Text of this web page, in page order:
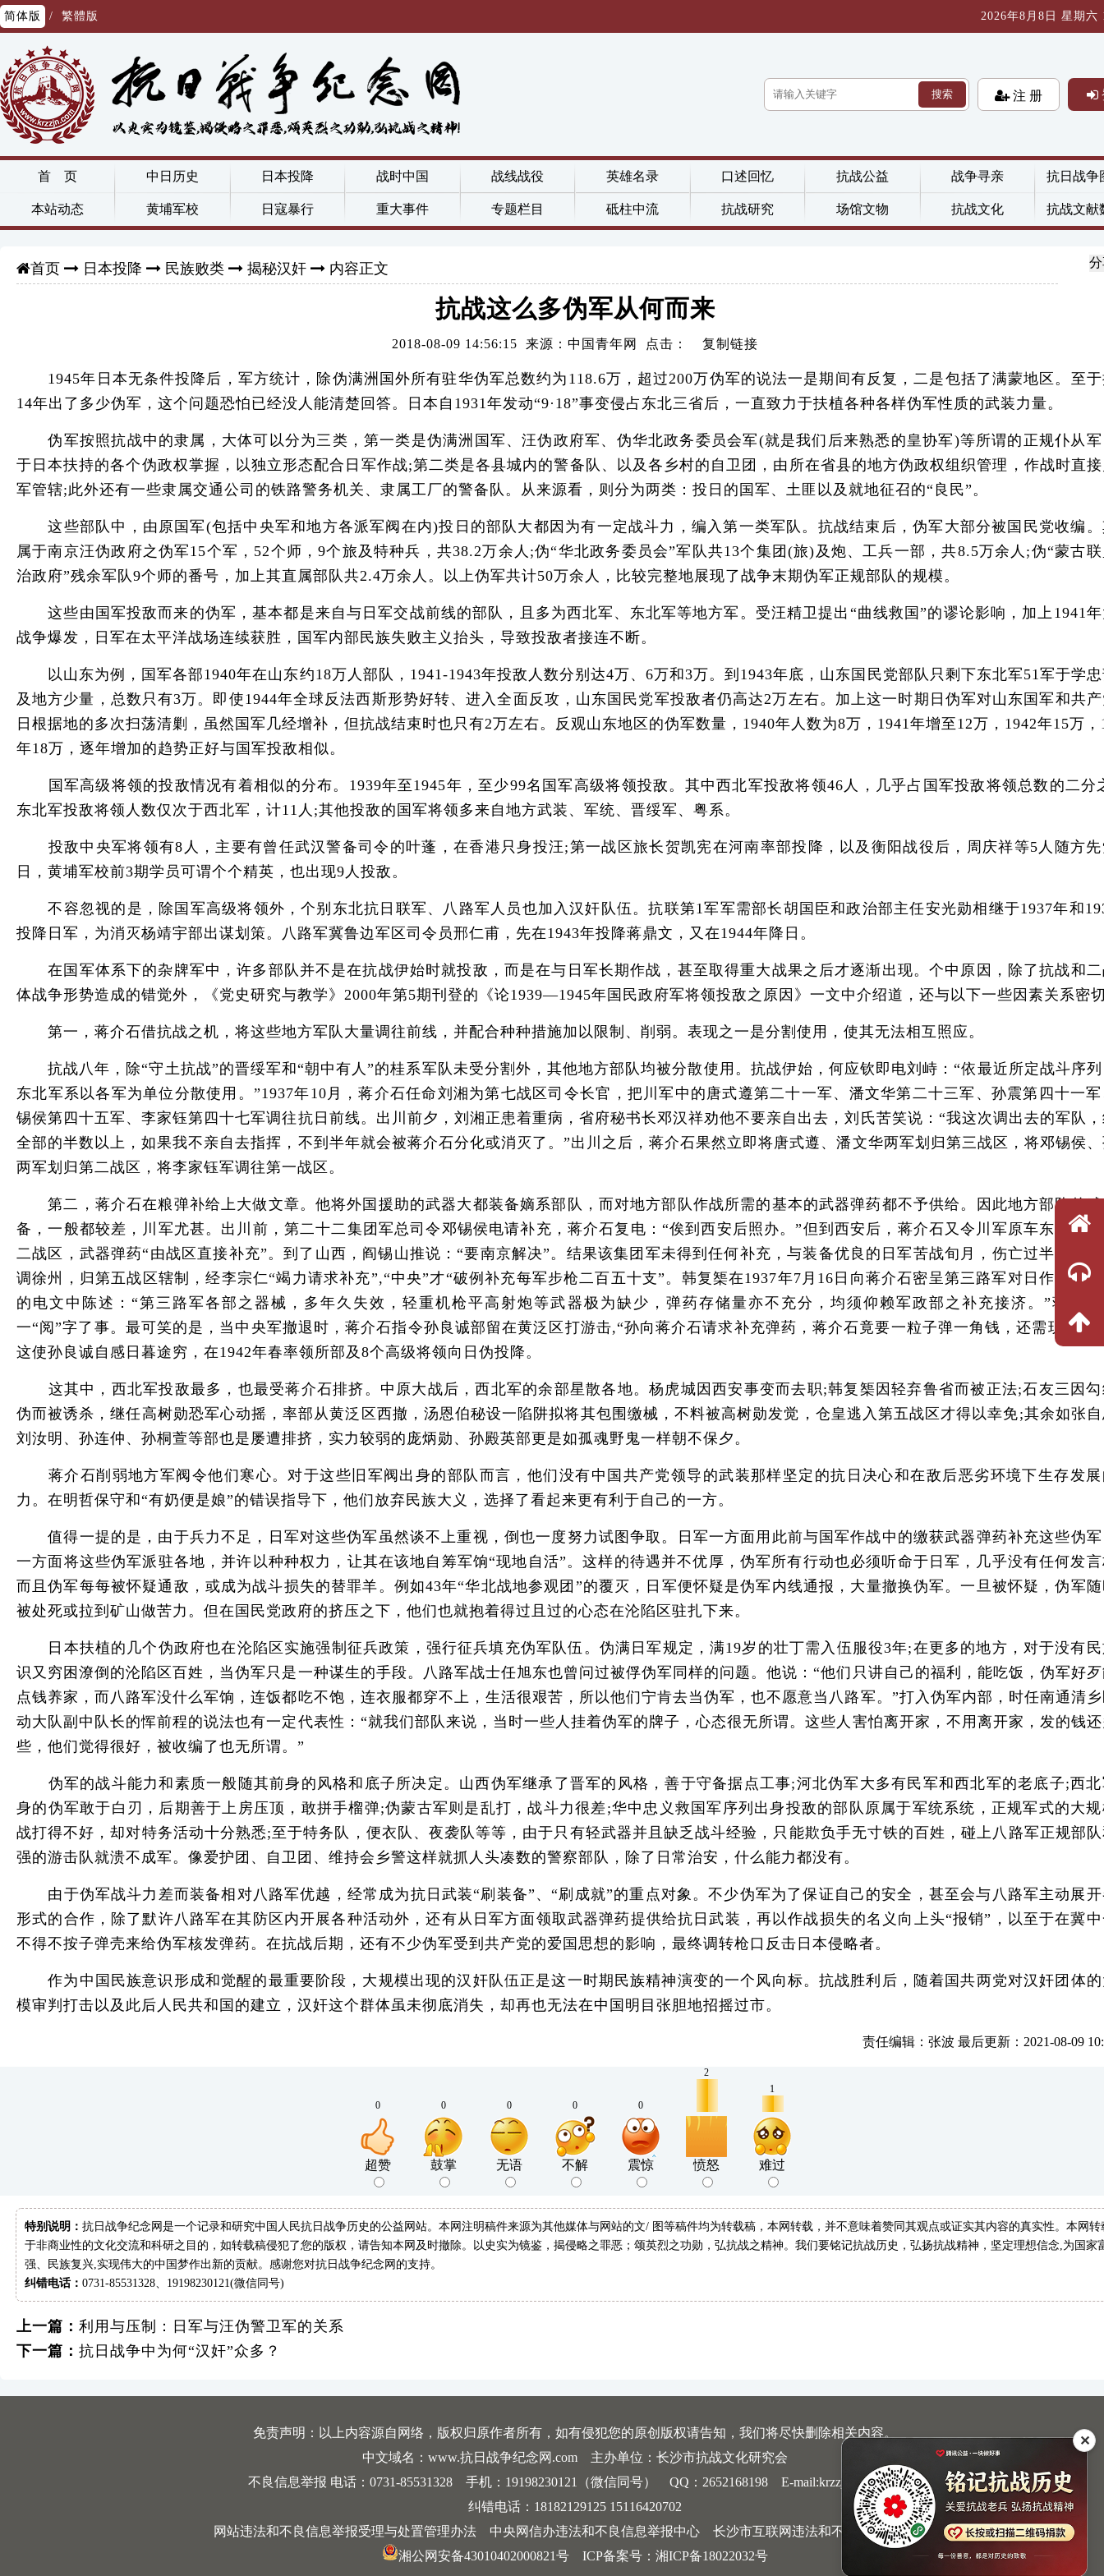
简体版 / 繁體版 2026年8月8日 星期六
搜索 注 册
首 页 中日历史 日本投降 战时中国 战线战役 英雄名录 口述回忆 抗战公益 战争寻亲 抗日战争
本站动态 黄埔军校 日寇暴行 重大事件 专题栏目 砥柱中流 抗战研究 场馆文物 抗战文化 抗战文献
首页 日本投降 民族败类 揭秘汉奸 内容正文
抗战这么多伪军从何而来
2018-08-09 14:56:15 来源：中国青年网 点击： 复制链接
1945年日本无条件投降后，军方统计，除伪满洲国外所有驻华伪军总数约为118.6万，超过200万伪军的说法一是期间有反复，二是包括了满蒙地区。至
14年出了多少伪军，这个问题恐怕已经没人能清楚回答。日本自1931年发动“9·18”事变侵占东北三省后，一直致力于扶植各种各样伪军性质的武装力量。
伪军按照抗战中的隶属，大体可以分为三类，第一类是伪满洲国军、汪伪政府军、伪华北政务委员会军(就是我们后来熟悉的皇协军)等所谓的正规仆从
于日本扶持的各个伪政权掌握，以独立形态配合日军作战;第二类是各县城内的警备队、以及各乡村的自卫团，由所在省县的地方伪政权组织管理，作战时直
军管辖;此外还有一些隶属交通公司的铁路警务机关、隶属工厂的警备队。从来源看，则分为两类：投日的国军、土匪以及就地征召的“良民”。
这些部队中，由原国军(包括中央军和地方各派军阀在内)投日的部队大都因为有一定战斗力，编入第一类军队。抗战结束后，伪军大部分被国民党收编
属于南京汪伪政府之伪军15个军，52个师，9个旅及特种兵，共38.2万余人;伪“华北政务委员会”军队共13个集团(旅)及炮、工兵一部，共8.5万余人;伪“蒙古
治政府”残余军队9个师的番号，加上其直属部队共2.4万余人。以上伪军共计50万余人，比较完整地展现了战争末期伪军正规部队的规模。
这些由国军投敌而来的伪军，基本都是来自与日军交战前线的部队，且多为西北军、东北军等地方军。受汪精卫提出“曲线救国”的谬论影响，加上1941
战争爆发，日军在太平洋战场连续获胜，国军内部民族失败主义抬头，导致投敌者接连不断。
以山东为例，国军各部1940年在山东约18万人部队，1941-1943年投敌人数分别达4万、6万和3万。到1943年底，山东国民党部队只剩下东北军51军于学
及地方少量，总数只有3万。即使1944年全球反法西斯形势好转、进入全面反攻，山东国民党军投敌者仍高达2万左右。加上这一时期日伪军对山东国军和共
日根据地的多次扫荡清剿，虽然国军几经增补，但抗战结束时也只有2万左右。反观山东地区的伪军数量，1940年人数为8万，1941年增至12万，1942年15万，
年18万，逐年增加的趋势正好与国军投敌相似。
国军高级将领的投敌情况有着相似的分布。1939年至1945年，至少99名国军高级将领投敌。其中西北军投敌将领46人，几乎占国军投敌将领总数的二分
东北军投敌将领人数仅次于西北军，计11人;其他投敌的国军将领多来自地方武装、军统、晋绥军、粤系。
投敌中央军将领有8人，主要有曾任武汉警备司令的叶蓬，在香港只身投汪;第一战区旅长贺凯宪在河南率部投降，以及衡阳战役后，周庆祥等5人随方
日，黄埔军校前3期学员可谓个个精英，也出现9人投敌。
不容忽视的是，除国军高级将领外，个别东北抗日联军、八路军人员也加入汉奸队伍。抗联第1军军需部长胡国臣和政治部主任安光勋相继于1937年和
投降日军，为消灭杨靖宇部出谋划策。八路军冀鲁边军区司令员邢仁甫，先在1943年投降蒋鼎文，又在1944年降日。
在国军体系下的杂牌军中，许多部队并不是在抗战伊始时就投敌，而是在与日军长期作战，甚至取得重大战果之后才逐渐出现。个中原因，除了抗战和
体战争形势造成的错觉外，《党史研究与教学》2000年第5期刊登的《论1939—1945年国民政府军将领投敌之原因》一文中介绍道，还与以下一些因素关系密
第一，蒋介石借抗战之机，将这些地方军队大量调往前线，并配合种种措施加以限制、削弱。表现之一是分割使用，使其无法相互照应。
抗战八年，除“守土抗战”的晋绥军和“朝中有人”的桂系军队未受分割外，其他地方部队均被分散使用。抗战伊始，何应钦即电刘峙：“依最近所定战斗序
东北军系以各军为单位分散使用。”1937年10月，蒋介石任命刘湘为第七战区司令长官，把川军中的唐式遵第二十一军、潘文华第二十三军、孙震第四十一
锡侯第四十五军、李家钰第四十七军调往抗日前线。出川前夕，刘湘正患着重病，省府秘书长邓汉祥劝他不要亲自出去，刘氏苦笑说：“我这次调出去的军队
全部的半数以上，如果我不亲自去指挥，不到半年就会被蒋介石分化或消灭了。”出川之后，蒋介石果然立即将唐式遵、潘文华两军划归第三战区，将邓锡侯
两军划归第二战区，将李家钰军调往第一战区。
第二，蒋介石在粮弹补给上大做文章。他将外国援助的武器大都装备嫡系部队，而对地方部队作战所需的基本的武器弹药都不予供给。因此地方部队的
备，一般都较差，川军尤甚。出川前，第二十二集团军总司令邓锡侯电请补充，蒋介石复电：“俟到西安后照办。”但到西安后，蒋介石又令川军原车东开，
二战区，武器弹药“由战区直接补充”。到了山西，阎锡山推说：“要南京解决”。结果该集团军未得到任何补充，与装备优良的日军苦战旬月，伤亡过半。随
调徐州，归第五战区辖制，经李宗仁“竭力请求补充”,“中央”才“破例补充每军步枪二百五十支”。韩复榘在1937年7月16日向蒋介石密呈第三路军对日作战准
的电文中陈述：“第三路军各部之器械，多年久失效，轻重机枪平高射炮等武器极为缺少，弹药存储量亦不充分，均须仰赖军政部之补充接济。”蒋介
一“阅”字了事。最可笑的是，当中央军撤退时，蒋介石指令孙良诚部留在黄泛区打游击,“孙向蒋介石请求补充弹药，蒋介石竟要一粒子弹一角钱，还需现款交
这使孙良诚自感日暮途穷，在1942年春率领所部及8个高级将领向日伪投降。
这其中，西北军投敌最多，也最受蒋介石排挤。中原大战后，西北军的余部星散各地。杨虎城因西安事变而去职;韩复榘因轻弃鲁省而被正法;石友三因
伪而被诱杀，继任高树勋恐军心动摇，率部从黄泛区西撤，汤恩伯秘设一陷阱拟将其包围缴械，不料被高树勋发觉，仓皇逃入第五战区才得以幸免;其余如张
刘汝明、孙连仲、孙桐萱等部也是屡遭排挤，实力较弱的庞炳勋、孙殿英部更是如孤魂野鬼一样朝不保夕。
蒋介石削弱地方军阀令他们寒心。对于这些旧军阀出身的部队而言，他们没有中国共产党领导的武装那样坚定的抗日决心和在敌后恶劣环境下生存发
力。在明哲保守和“有奶便是娘”的错误指导下，他们放弃民族大义，选择了看起来更有利于自己的一方。
值得一提的是，由于兵力不足，日军对这些伪军虽然谈不上重视，倒也一度努力试图争取。日军一方面用此前与国军作战中的缴获武器弹药补充这些伪
一方面将这些伪军派驻各地，并许以种种权力，让其在该地自筹军饷“现地自活”。这样的待遇并不优厚，伪军所有行动也必须听命于日军，几乎没有任何发
而且伪军每每被怀疑通敌，或成为战斗损失的替罪羊。例如43年“华北战地参观团”的覆灭，日军便怀疑是伪军内线通报，大量撤换伪军。一旦被怀疑，伪军
被处死或拉到矿山做苦力。但在国民党政府的挤压之下，他们也就抱着得过且过的心态在沦陷区驻扎下来。
日本扶植的几个伪政府也在沦陷区实施强制征兵政策，强行征兵填充伪军队伍。伪满日军规定，满19岁的壮丁需入伍服役3年;在更多的地方，对于没有
识又穷困潦倒的沦陷区百姓，当伪军只是一种谋生的手段。八路军战士任旭东也曾问过被俘伪军同样的问题。他说：“他们只讲自己的福利，能吃饭，伪军好
点钱养家，而八路军没什么军饷，连饭都吃不饱，连衣服都穿不上，生活很艰苦，所以他们宁肯去当伪军，也不愿意当八路军。”打入伪军内部，时任南通清
动大队副中队长的恽前程的说法也有一定代表性：“就我们部队来说，当时一些人挂着伪军的牌子，心态很无所谓。这些人害怕离开家，不用离开家，发的钱
些，他们觉得很好，被收编了也无所谓。”
伪军的战斗能力和素质一般随其前身的风格和底子所决定。山西伪军继承了晋军的风格，善于守备据点工事;河北伪军大多有民军和西北军的老底子;西
身的伪军敢于白刃，后期善于上房压顶，敢拼手榴弹;伪蒙古军则是乱打，战斗力很差;华中忠义救国军序列出身投敌的部队原属于军统系统，正规军式的大
战打得不好，却对特务活动十分熟悉;至于特务队，便衣队、夜袭队等等，由于只有轻武器并且缺乏战斗经验，只能欺负手无寸铁的百姓，碰上八路军正规部
强的游击队就溃不成军。像爱护团、自卫团、维持会乡警这样就抓人头凑数的警察部队，除了日常治安，什么能力都没有。
由于伪军战斗力差而装备相对八路军优越，经常成为抗日武装“刷装备”、“刷成就”的重点对象。不少伪军为了保证自己的安全，甚至会与八路军主动展
形式的合作，除了默许八路军在其防区内开展各种活动外，还有从日军方面领取武器弹药提供给抗日武装，再以作战损失的名义向上头“报销”，以至于在冀
不得不按子弹壳来给伪军核发弹药。在抗战后期，还有不少伪军受到共产党的爱国思想的影响，最终调转枪口反击日本侵略者。
作为中国民族意识形成和觉醒的最重要阶段，大规模出现的汉奸队伍正是这一时期民族精神演变的一个风向标。抗战胜利后，随着国共两党对汉奸团体
模审判打击以及此后人民共和国的建立，汉奸这个群体虽未彻底消失，却再也无法在中国明目张胆地招摇过市。
责任编辑：张波 最后更新：2021-08-09
0
超赞
0
鼓掌
0
无语
0
不解
0
震惊
2
愤怒
1
难过
特别说明： 抗日战争纪念网是一个记录和研究中国人民抗日战争历史的公益网站。本网注明稿件来源为其他媒体与网站的文/ 图等稿件均为转载稿，本网转载，并不意味着赞同其观点或证实其内容的真实性。本网转
于非商业性的文化交流和科研之目的，如转载稿侵犯了您的版权，请告知本网及时撤除。以史实为镜鉴，揭侵略之罪恶；颂英烈之功勋，弘抗战之精神。我们要铭记抗战历史，弘扬抗战精神，坚定理想信念,为国家
强、民族复兴,实现伟大的中国梦作出新的贡献。感谢您对抗日战争纪念网的支持。
纠错电话： 0731-85531328、19198230121(微信同号)
上一篇： 利用与压制：日军与汪伪警卫军的关系
下一篇： 抗日战争中为何“汉奸”众多？
免责声明：以上内容源自网络，版权归原作者所有，如有侵犯您的原创版权请告知，我们将尽快删除相关内容。
中文域名：www.抗日战争纪念网.com 主办单位：长沙市抗战文化研究会
不良信息举报 电话：0731-85531328 手机：19198230121（微信同号） QQ：2652168198 E-mail:krzzjn@qq.com
纠错电话：18182129125 15116420702
网站违法和不良信息举报受理与处置管理办法
中央网信办违法和不良信息举报中心
长沙市互联网违法和不良信息举报中心
湘公网安备43010402000821号 ICP备案号： 湘ICP备18022032号
✕